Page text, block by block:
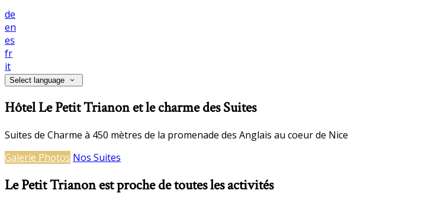
de
en
es
fr
it
Select language
Hôtel Le Petit Trianon et le charme des Suites
Suites de Charme à 450 mètres de la promenade des Anglais au coeur de Nice
Galerie Photos Nos Suites
Le Petit Trianon est proche de toutes les activités